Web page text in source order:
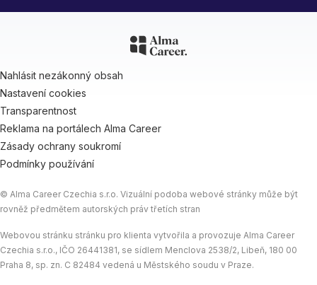
Nahlásit nezákonný obsah
Nastavení cookies
Transparentnost
Reklama na portálech Alma Career
Zásady ochrany soukromí
Podmínky používání
© Alma Career Czechia s.r.o. Vizuální podoba webové stránky může být
rovněž předmětem autorských práv třetích stran
Webovou stránku stránku pro klienta vytvořila a provozuje Alma Career
Czechia s.r.o., IČO 26441381, se sídlem Menclova 2538/2, Libeň, 180 00
Praha 8, sp. zn. C 82484 vedená u Městského soudu v Praze.